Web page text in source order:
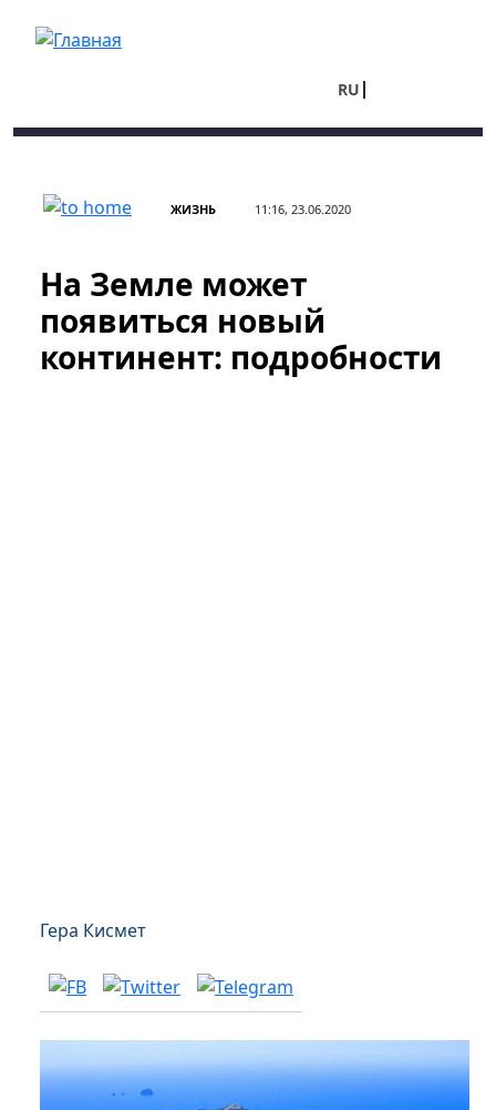
RU
ЖИЗНЬ 11:16, 23.06.2020
На Земле может
появиться новый
континент: подробности
Гера Кисмет